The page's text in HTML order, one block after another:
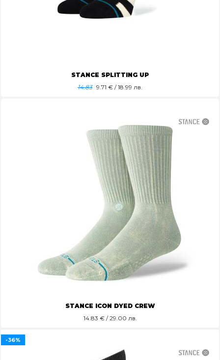
STANCE SPLITTING UP
14.83 9.71 € / 18.99 лв.
STANCE ICON DYED CREW
14.83 € / 29.00 лв.
-36%